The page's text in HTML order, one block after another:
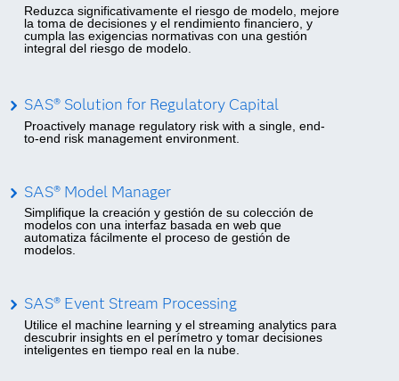
Reduzca significativamente el riesgo de modelo, mejore
la toma de decisiones y el rendimiento financiero, y
cumpla las exigencias normativas con una gestión
integral del riesgo de modelo.
SAS® Solution for Regulatory Capital
Proactively manage regulatory risk with a single, end-
to-end risk management environment.
SAS® Model Manager
Simplifique la creación y gestión de su colección de
modelos con una interfaz basada en web que
automatiza fácilmente el proceso de gestión de
modelos.
SAS® Event Stream Processing
Utilice el machine learning y el streaming analytics para
descubrir insights en el perímetro y tomar decisiones
inteligentes en tiempo real en la nube.